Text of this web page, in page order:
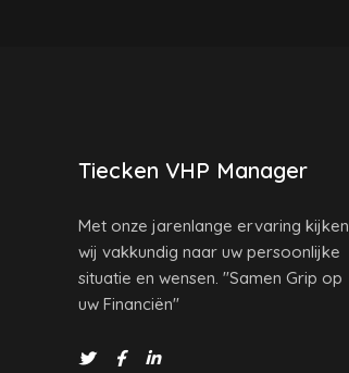
Tiecken VHP Manager
Met onze jarenlange ervaring kijken
wij vakkundig naar uw persoonlijke
situatie en wensen. "Samen Grip op
uw Financiën"